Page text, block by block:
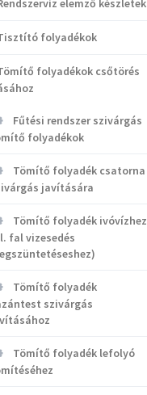
elemző készletek
folyadékok
folyadékok csőtörés
Fűtési rendszer szivárgás
folyadékok
Tömítő folyadék csatorna
javítására
Tömítő folyadék ivóvízhez
fal vizesedés
Tömítő folyadék
szivárgás
Tömítő folyadék lefolyó